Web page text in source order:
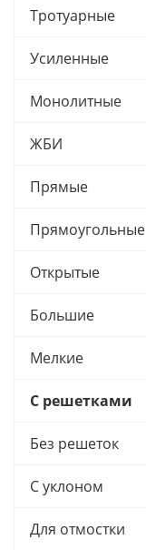
Тротуарные
Усиленные
Монолитные
ЖБИ
Прямые
Прямоугольные
Открытые
Большие
Мелкие
С решетками
Без решеток
С уклоном
Для отмостки